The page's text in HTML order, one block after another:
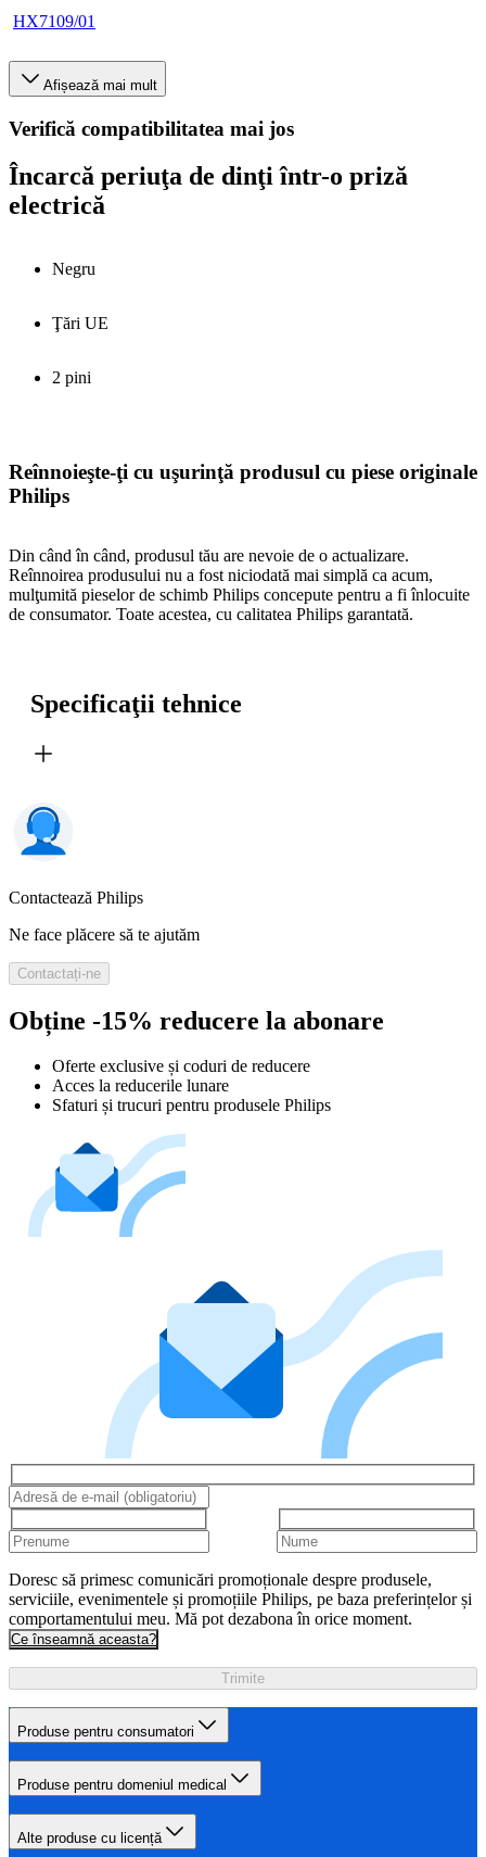
HX7109/01
Afișează mai mult
Verifică compatibilitatea mai jos
Încarcă periuţa de dinţi într-o priză
electrică
Negru
Ţări UE
2 pini
Reînnoieşte-ţi cu uşurinţă produsul cu piese originale
Philips
Din când în când, produsul tău are nevoie de o actualizare.
Reînnoirea produsului nu a fost niciodată mai simplă ca acum,
mulţumită pieselor de schimb Philips concepute pentru a fi înlocuite
de consumator. Toate acestea, cu calitatea Philips garantată.
Specificaţii tehnice
Contactează Philips
Ne face plăcere să te ajutăm
Contactați-ne
Obține -15% reducere la abonare
Oferte exclusive și coduri de reducere
Acces la reducerile lunare
Sfaturi și trucuri pentru produsele Philips
Doresc să primesc comunicări promoționale despre produsele,
serviciile, evenimentele și promoțiile Philips, pe baza preferințelor și
comportamentului meu. Mă pot dezabona în orice moment.
Ce înseamnă aceasta?
Trimite
Produse pentru consumatori
Produse pentru domeniul medical
Alte produse cu licență